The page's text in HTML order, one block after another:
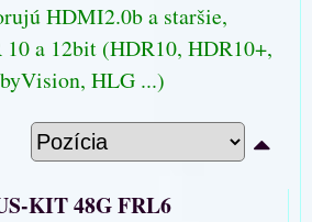
HDMI2.0b a staršie,
a 12bit (HDR10, HDR10+,
HLG ...)
KIT 48G FRL6